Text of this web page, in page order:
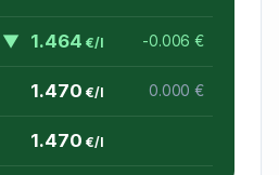
▼ 1.464€/l -0.006 €
1.470€/l 0.000 €
1.470€/l